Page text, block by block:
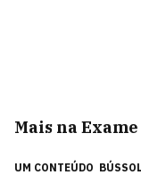
Mais na Exame
UM CONTEÚDO